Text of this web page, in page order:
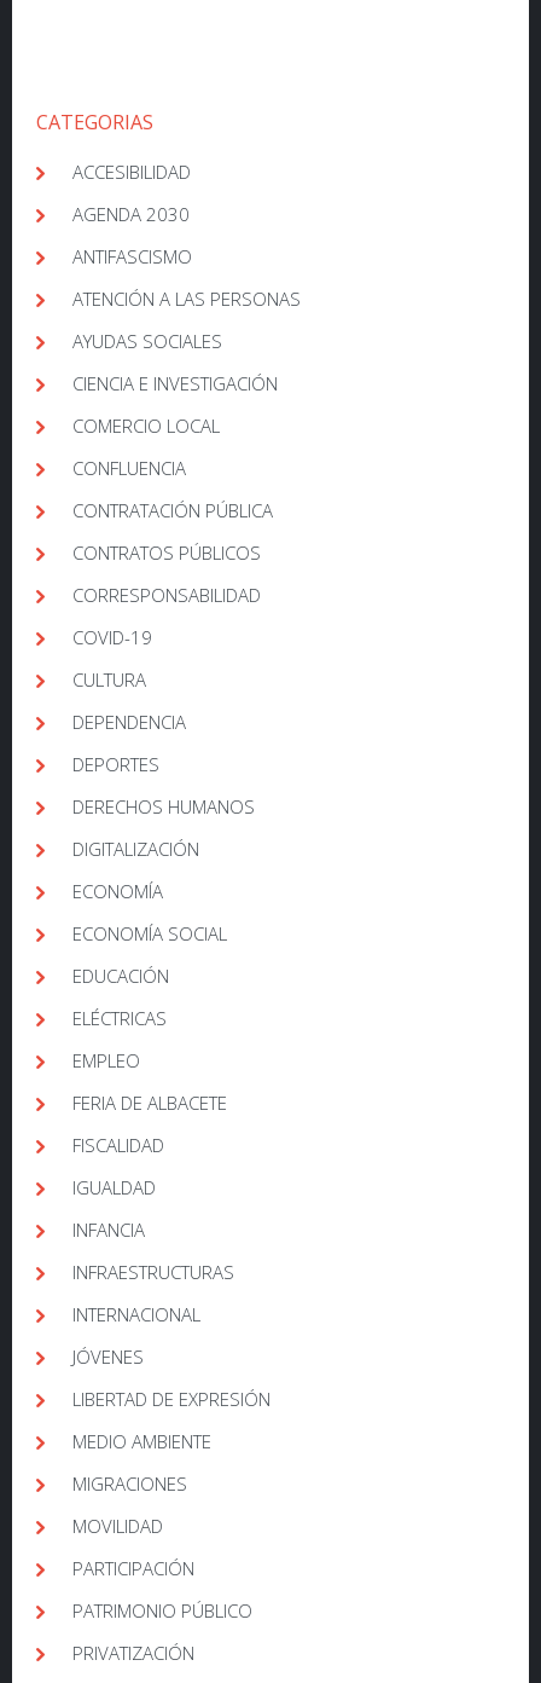
CATEGORIAS
ACCESIBILIDAD
AGENDA 2030
ANTIFASCISMO
ATENCIÓN A LAS PERSONAS
AYUDAS SOCIALES
CIENCIA E INVESTIGACIÓN
COMERCIO LOCAL
CONFLUENCIA
CONTRATACIÓN PÚBLICA
CONTRATOS PÚBLICOS
CORRESPONSABILIDAD
COVID-19
CULTURA
DEPENDENCIA
DEPORTES
DERECHOS HUMANOS
DIGITALIZACIÓN
ECONOMÍA
ECONOMÍA SOCIAL
EDUCACIÓN
ELÉCTRICAS
EMPLEO
FERIA DE ALBACETE
FISCALIDAD
IGUALDAD
INFANCIA
INFRAESTRUCTURAS
INTERNACIONAL
JÓVENES
LIBERTAD DE EXPRESIÓN
MEDIO AMBIENTE
MIGRACIONES
MOVILIDAD
PARTICIPACIÓN
PATRIMONIO PÚBLICO
PRIVATIZACIÓN